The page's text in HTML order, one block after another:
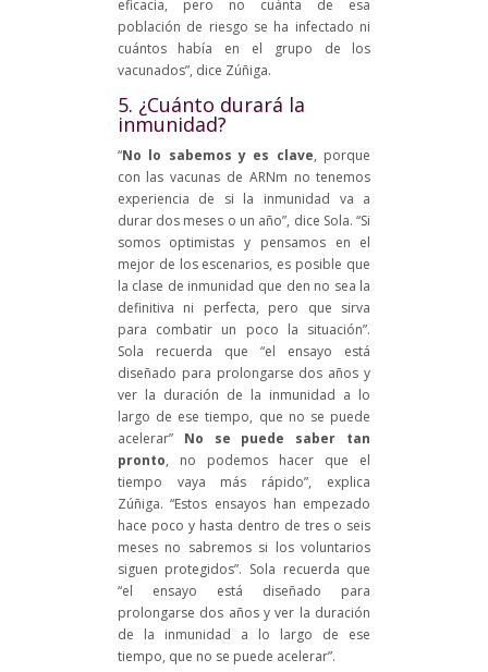
eficacia, pero no cuánta de esa
población de riesgo se ha infectado ni
cuántos había en el grupo de los
vacunados”, dice Zúñiga.
5. ¿Cuánto durará la
inmunidad?
“No lo sabemos y es clave, porque
con las vacunas de ARNm no tenemos
experiencia de si la inmunidad va a
durar dos meses o un año”, dice Sola. “Si
somos optimistas y pensamos en el
mejor de los escenarios, es posible que
la clase de inmunidad que den no sea la
definitiva ni perfecta, pero que sirva
para combatir un poco la situación”.
Sola recuerda que “el ensayo está
diseñado para prolongarse dos años y
ver la duración de la inmunidad a lo
largo de ese tiempo, que no se puede
acelerar” No se puede saber tan
pronto, no podemos hacer que el
tiempo vaya más rápido”, explica
Zúñiga. “Estos ensayos han empezado
hace poco y hasta dentro de tres o seis
meses no sabremos si los voluntarios
siguen protegidos”. Sola recuerda que
“el ensayo está diseñado para
prolongarse dos años y ver la duración
de la inmunidad a lo largo de ese
tiempo, que no se puede acelerar”.